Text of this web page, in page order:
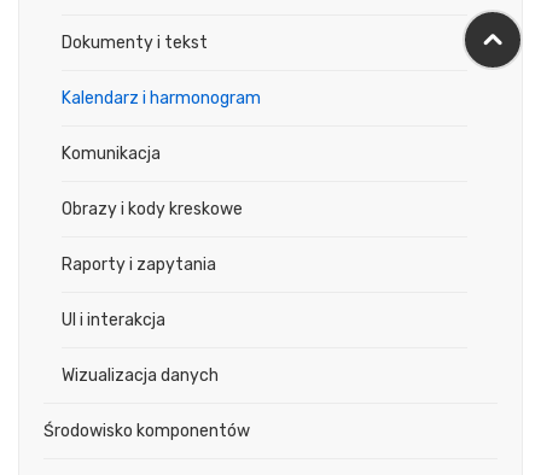
Dokumenty i tekst
Kalendarz i harmonogram
Komunikacja
Obrazy i kody kreskowe
Raporty i zapytania
UI i interakcja
Wizualizacja danych
Środowisko komponentów